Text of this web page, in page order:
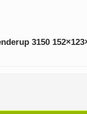
3150